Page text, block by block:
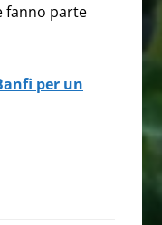
fanno parte
per un